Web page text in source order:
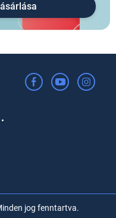
jog fenntartva.